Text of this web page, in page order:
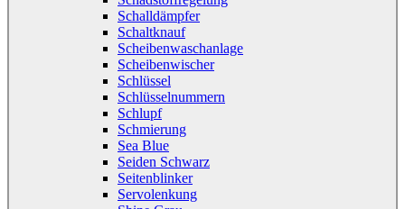
Schalldämpfer
Schaltknauf
Scheibenwaschanlage
Scheibenwischer
Schlüssel
Schlüsselnummern
Schlupf
Schmierung
Sea Blue
Seiden Schwarz
Seitenblinker
Servolenkung